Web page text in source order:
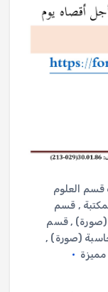
قسم العلوم
, قسم
(صورة) ,قسم
(صورة) ,